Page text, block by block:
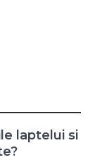
laptelui si